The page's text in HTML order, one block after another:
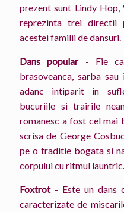
prezent sunt Lindy Hop,
reprezinta trei directii
acestei familii de dansuri.
Dans popular- Fie ca
brasoveanca, sarba
adanc intiparit in
bucuriile si trairile
romanesc a fost cel mai
scrisa de George
pe o traditie bogata si
corpului cu ritmul launtric.
Foxtrot- Este un dans
caracterizate de